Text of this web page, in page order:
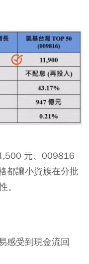
元、009816
都讓小資族在分批
。
感受到現金流回